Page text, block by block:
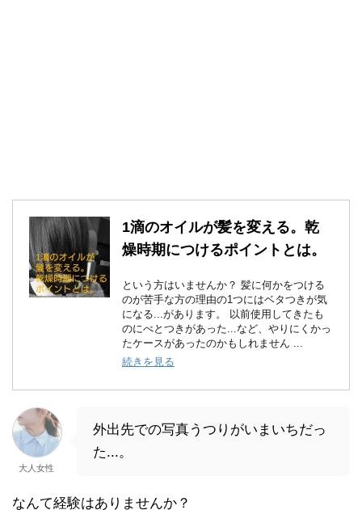
1滴のオイルが髪を変える。乾
燥時期につけるポイントとは。
という方はいませんか？ 髪に何かをつける
のが苦手な方の理由の1つにはベタつきが気
になる...があります。 以前使用してきたも
のにべとつきがあった...など、やりにくかっ
たケースがあったのかもしれません ...
続きを見る
大人女性
外出先での写真うつりがいまいちだっ
た...。
なんて経験はありませんか？